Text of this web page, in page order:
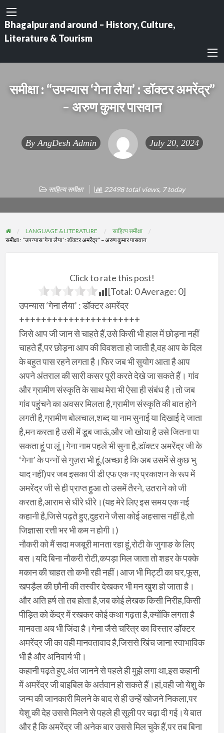
Bhagalpur and around – History, Culture,
Literature & Tourism
समीक्षा : “उपन्यास ‘गेना लैया’ : डॉक्टर अमरेंद्र”
– अरुण कुमार पासवान
By AngDesh Admin July 20, 2024
साहित्य समीक्षा 22498 total views, 7 today
LANGUAGE & LITERATURE
साहित्य समीक्षा
समीक्षा : “उपन्यास ‘गेना लैया’ : डॉक्टर अमरेंद्र” – अरुण कुमार पासवान
Click to rate this post!
[Total: 0Average: 0]
उपन्यास ‘गेना लैया’ : डॉक्टर अमरेंद्र
++++++++++++++++++++++
जिसे आप जी जान से चाहते हैं,उसे किसी भी हाल में छोड़ना नहीं
चाहते हैं,पर छोड़ना आप की विवशता हो जाती है,वह आप के दिल
के बहुत पास रहने लगता है।फिर जब भी सुयोग आता है आप
अपने अंतराल की सारी कसर पूरी करते देखे जा सकते हैं। गांव
और ग्रामीण संस्कृति के साथ मेरा भी ऐसा ही संबंध है।तो जब
गांव पहुंचने का अवसर मिलता है,ग्रामीण संस्कृति की बात होने
लगती है,ग्रामीण बोलचाल,शब्द या नाम सुनाई या दिखाई दे जाता
है,मन करता है उसी में डूब जाऊं,और जो खोया है उसे जितना पा
सकता हूं पा लूं।गेना नाम पहले भी सुना है,डॉक्टर अमरेंद्र जी के
‘गेना’ के पन्नों से गुज़रा भी हूं,(अच्छा है कि अब उसमें से कुछ भु
याद नहीं)पर जब इसका पी डी एफ एक नए प्रकाशन के रूप में
अमरेंद्र जी से ही प्राप्त हुआ तो उसमें तैरने, उतराने को जी
करता है,आराम से धीरे धीरे।(यह मेरे लिए इस समय एक नई
कहानी है,जिसे पढ़ते हुए,दुहराने जैसा कोई अहसास नहीं है,तो
जिज्ञासा रत्ती भर भी कम न होगी।)
नौकरी को मैं सदा मजबूरी मानता रहा हूं,रोटी के जुगाङ के लिए
बस।यदि बिना नौकरी रोटी,कपड़ा मिल जाता तो शहर के पक्के
मकान की चाहत तो कभी रही नहीं।आज भी मिट्टी का घर,फूस,
खपड़ैल की छौनी की तस्वीर देखकर भी मन खुश हो जाता है।
और अति हर्ष तो तब होता है,जब कोई लेखक किसी निरीह,किसी
पीड़ित को केंद्र में रखकर कोई कथा गढ़ता है,क्योंकि लगता है
मानवता अब भी जिंदा है।गेना जैसे चरित्र का विस्तार डॉक्टर
अमरेंद्र जी का वही मानवतावाद है,जिससे खिंच जाना स्वाभाविक
भी है और अनिवार्य भी।
कहानी पढ़ते हुए,अंत जानने से पहले ही मुझे लगा था,इस कहानी
में अमरेंद्र जी बाइबिल के अर्तवान हो सकते हैं।हां,वही जो येशु के
जन्म की जानकारी मिलने के बाद से ही उन्हें खोजने निकला,पर
येशु की देह उससे मिलने से पहले ही सूली पर चढ़ा दी गई।ये बात
और है कि अमरेंद्र जी अनेक बार उससे मिल चुके हैं,पर तब बिना